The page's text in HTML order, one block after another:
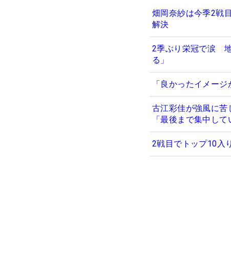
畑岡奈紗は今季2戦
解決
2季ぶり栄冠で涙 地
る」
「良かったイメー
古江彩佳が強風に
「最後まで集中して
2戦目でトップ10入